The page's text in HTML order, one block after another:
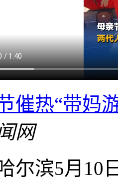
催热“带妈
网
尔滨5月10